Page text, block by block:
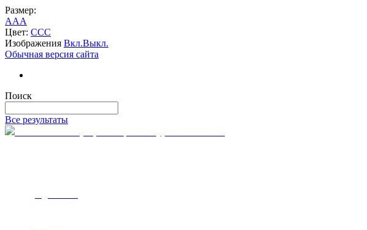
Размер:
AAA
Цвет: CCC
Изображения Вкл.Выкл.
Обычная версия сайта
Поиск
Все результаты